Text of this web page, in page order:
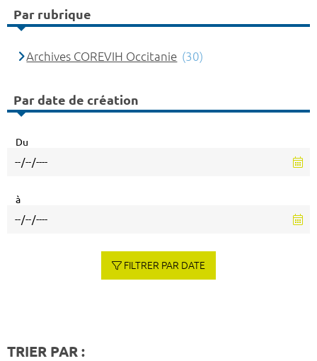
Par rubrique
Archives COREVIH Occitanie (30)
Par date de création
Du
à
FILTRER PAR DATE
TRIER PAR :